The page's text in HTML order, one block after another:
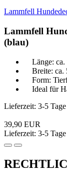
Lammfell
Lammfell
(blau)
Länge: ca.
Breite: ca.
Form:
Ideal für
Lieferzeit: 3-5 Tage
39,90 EUR
Lieferzeit: 3-5 Tage